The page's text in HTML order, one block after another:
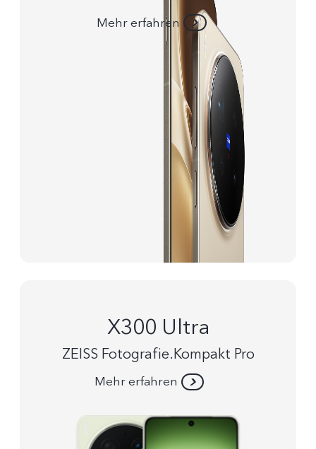
Mehr erfahren
X300 Ultra
ZEISS Fotografie.Kompakt Pro
Mehr erfahren